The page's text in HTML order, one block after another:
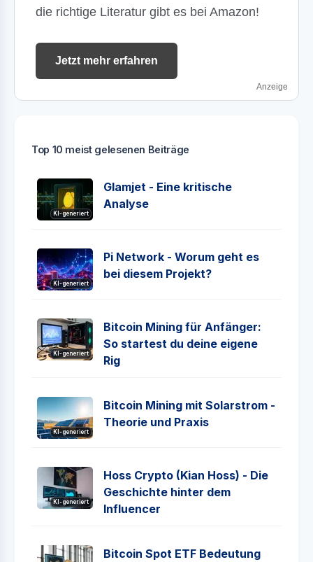
die richtige Literatur gibt es bei Amazon!
Jetzt mehr erfahren
Anzeige
Top 10 meist gelesenen Beiträge
KI-generiert
Glamjet - Eine kritische
Analyse
KI-generiert
Pi Network - Worum geht es
bei diesem Projekt?
KI-generiert
Bitcoin Mining für Anfänger:
So startest du deine eigene
Rig
KI-generiert
Bitcoin Mining mit Solarstrom -
Theorie und Praxis
KI-generiert
Hoss Crypto (Kian Hoss) - Die
Geschichte hinter dem
Influencer
Bitcoin Spot ETF Bedeutung